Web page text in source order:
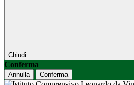
Chiudi
Conferma
Annulla Conferma